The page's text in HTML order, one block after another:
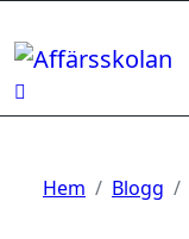
till
innehåll
Hem Blogg